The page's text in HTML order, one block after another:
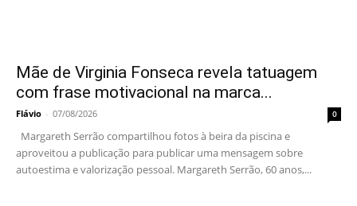
Mãe de Virginia Fonseca revela tatuagem
com frase motivacional na marca...
Flávio - 07/08/2026 0
Margareth Serrão compartilhou fotos à beira da piscina e
aproveitou a publicação para publicar uma mensagem sobre
autoestima e valorização pessoal. Margareth Serrão, 60 anos,...